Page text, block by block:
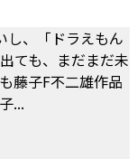
し、「ドラえもん
ても、まだまだ未
藤子F不二雄作品
...